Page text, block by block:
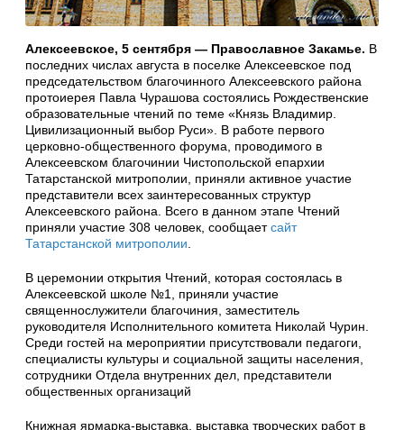
Алексеевское, 5 сентября — Православное Закамье. В
последних числах августа в поселке Алексеевское под
председательством благочинного Алексеевского района
протоиерея Павла Чурашова состоялись Рождественские
образовательные чтений по теме «Князь Владимир.
Цивилизационный выбор Руси». В работе первого
церковно-общественного форума, проводимого в
Алексеевском благочинии Чистопольской епархии
Татарстанской митрополии, приняли активное участие
представители всех заинтересованных структур
Алексеевского района. Всего в данном этапе Чтений
приняли участие 308 человек, сообщаетсайт
Татарстанской митрополии
В церемонии открытия Чтений, которая состоялась в
Алексеевской школе №1, приняли участие
священнослужители благочиния, заместитель
руководителя Исполнительного комитета Николай Чурин.
Среди гостей на мероприятии присутствовали педагоги,
специалисты культуры и социальной защиты населения,
сотрудники Отдела внутренних дел, представители
общественных организаций
Книжная ярмарка-выставка, выставка творческих работ в